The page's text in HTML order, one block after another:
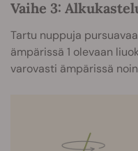
Vaihe 3:
Tartu nuppuja
ämpärissä 1 olevaan
varovasti ämpärissä noin